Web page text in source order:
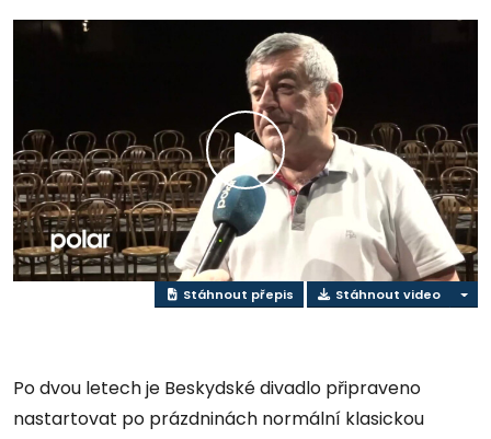
Přehrát
video
Stáhnout přepis Stáhnout video
Po dvou letech je Beskydské divadlo připraveno
nastartovat po prázdninách normální klasickou